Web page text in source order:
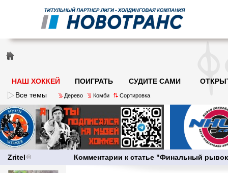
НАШ ХОККЕЙ ПОИГРАТЬ СУДИТЕ САМИ
Все темы
Дерево Комби Сортировка
Zritel Комментарии к статье "Финальный